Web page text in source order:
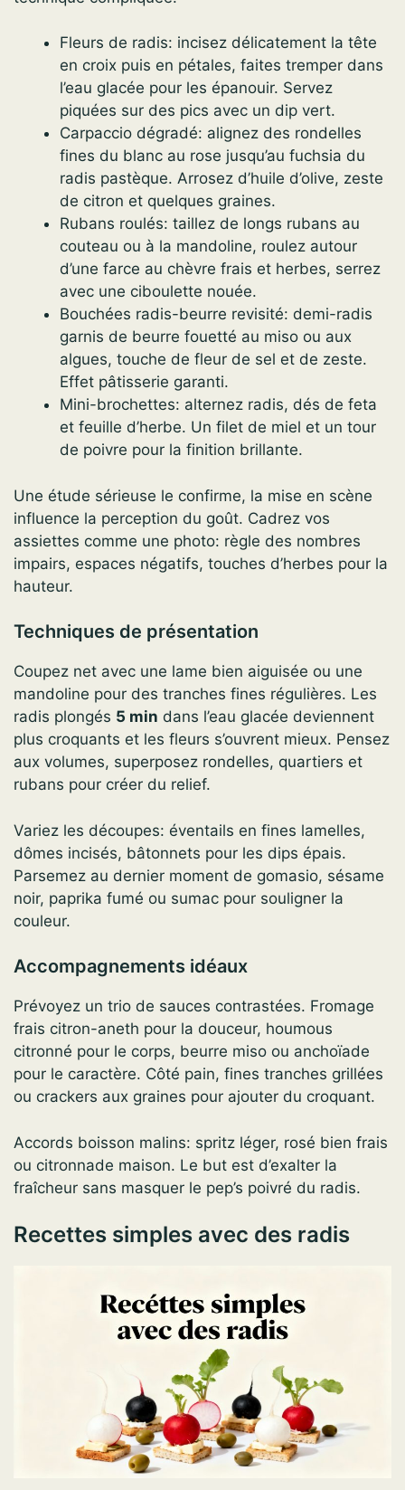
Fleurs de radis: incisez délicatement la tête
en croix puis en pétales, faites tremper dans
l’eau glacée pour les épanouir. Servez
piquées sur des pics avec un dip vert.
Carpaccio dégradé: alignez des rondelles
fines du blanc au rose jusqu’au fuchsia du
radis pastèque. Arrosez d’huile d’olive, zeste
de citron et quelques graines.
Rubans roulés: taillez de longs rubans au
couteau ou à la mandoline, roulez autour
d’une farce au chèvre frais et herbes, serrez
avec une ciboulette nouée.
Bouchées radis-beurre revisité: demi-radis
garnis de beurre fouetté au miso ou aux
algues, touche de fleur de sel et de zeste.
Effet pâtisserie garanti.
Mini-brochettes: alternez radis, dés de feta
et feuille d’herbe. Un filet de miel et un tour
de poivre pour la finition brillante.
Une étude sérieuse le confirme, la mise en scène
influence la perception du goût. Cadrez vos
assiettes comme une photo: règle des nombres
impairs, espaces négatifs, touches d’herbes pour la
hauteur.
Techniques de présentation
Coupez net avec une lame bien aiguisée ou une
mandoline pour des tranches fines régulières. Les
radis plongés 5 min dans l’eau glacée deviennent
plus croquants et les fleurs s’ouvrent mieux. Pensez
aux volumes, superposez rondelles, quartiers et
rubans pour créer du relief.
Variez les découpes: éventails en fines lamelles,
dômes incisés, bâtonnets pour les dips épais.
Parsemez au dernier moment de gomasio, sésame
noir, paprika fumé ou sumac pour souligner la
couleur.
Accompagnements idéaux
Prévoyez un trio de sauces contrastées. Fromage
frais citron-aneth pour la douceur, houmous
citronné pour le corps, beurre miso ou anchoïade
pour le caractère. Côté pain, fines tranches grillées
ou crackers aux graines pour ajouter du croquant.
Accords boisson malins: spritz léger, rosé bien frais
ou citronnade maison. Le but est d’exalter la
fraîcheur sans masquer le pep’s poivré du radis.
Recettes simples avec des radis